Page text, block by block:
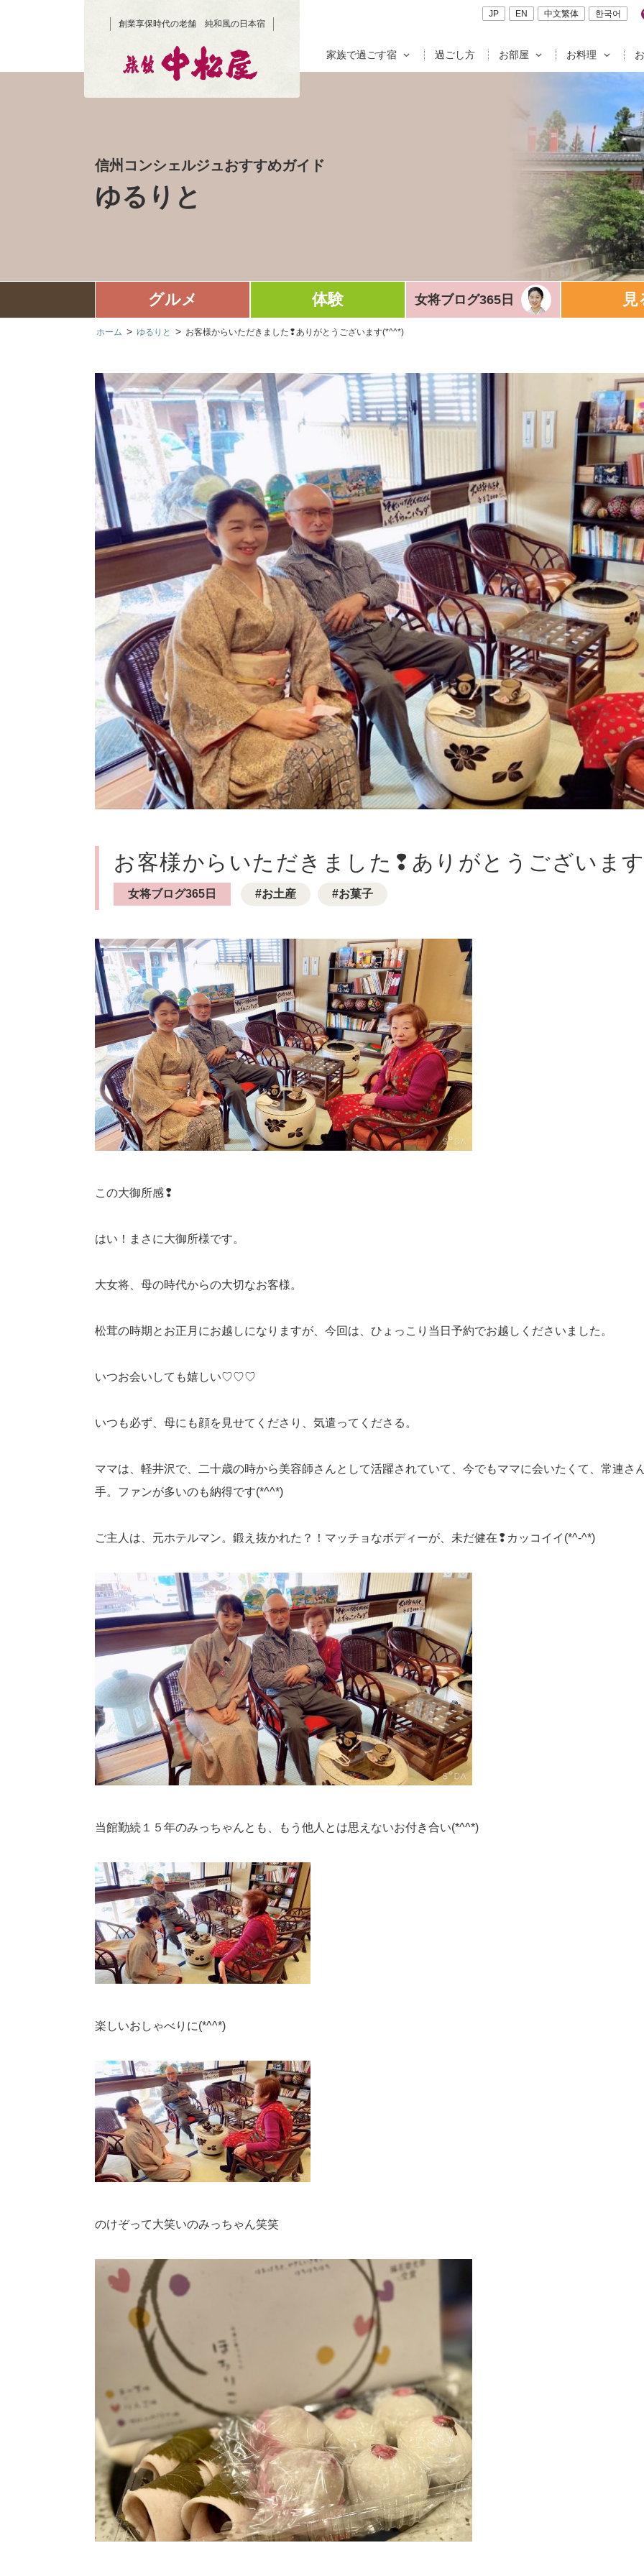
創業享保時代の老舗 純和風の日本宿
JP EN 中文繁体 한국어
家族で過ごす宿 過ごし方 お部屋 お料理
信州コンシェルジュおすすめガイド
ゆるりと
グルメ 体験 女将ブログ365日 見
ホーム > ゆるりと > お客様からいただきました❢ありがとうございます(*^^*)
お客様からいただきました❢ありがとうございま
女将ブログ365日 お土産 お菓子
この大御所感❢
はい！まさに大御所様です。
大女将、母の時代からの大切なお客様。
松茸の時期とお正月にお越しになりますが、今回は、ひょっこり当日予約でお越しくださいました。
いつお会いしても嬉しい♡♡♡
いつも必ず、母にも顔を見せてくださり、気遣ってくださる。
ママは、軽井沢で、二十歳の時から美容師さんとして活躍されていて、今でもママに会いたくて、常連さ
手。ファンが多いのも納得です(*^^*)
ご主人は、元ホテルマン。鍛え抜かれた？！マッチョなボディーが、未だ健在❢カッコイイ(*^-^*)
当館勤続１５年のみっちゃんとも、もう他人とは思えないお付き合い(*^^*)
楽しいおしゃべりに(*^^*)
のけぞって大笑いのみっちゃん笑笑